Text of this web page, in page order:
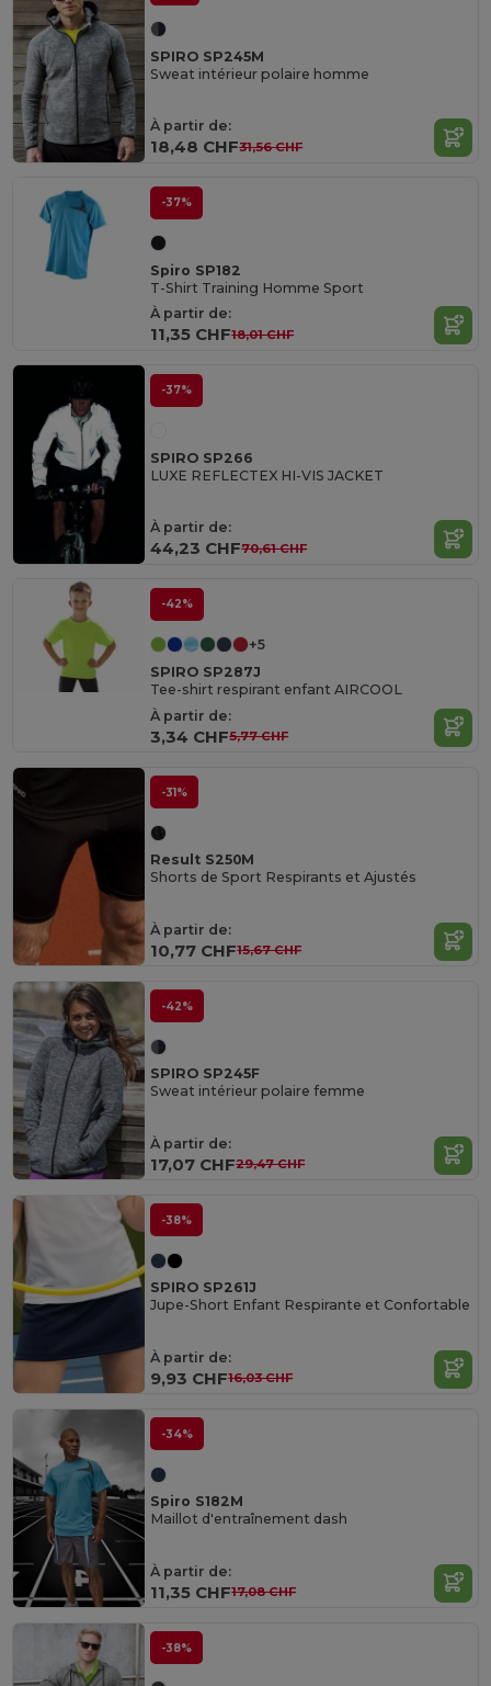
SPIRO SP245M
Sweat intérieur polaire homme
À partir de:
18,48 CHF31,56 CHF
-37%
Spiro SP182
T-Shirt Training Homme Sport
À partir de:
11,35 CHF18,01 CHF
-37%
SPIRO SP266
LUXE REFLECTEX HI-VIS JACKET
À partir de:
44,23 CHF70,61 CHF
-42%
+5
SPIRO SP287J
Tee-shirt respirant enfant AIRCOOL
À partir de:
3,34 CHF5,77 CHF
-31%
Result S250M
Shorts de Sport Respirants et Ajustés
À partir de:
10,77 CHF15,67 CHF
-42%
SPIRO SP245F
Sweat intérieur polaire femme
À partir de:
17,07 CHF29,47 CHF
-38%
SPIRO SP261J
Jupe-Short Enfant Respirante et Confortable
À partir de:
9,93 CHF16,03 CHF
-34%
Spiro S182M
Maillot d'entraînement dash
À partir de:
11,35 CHF17,08 CHF
-38%